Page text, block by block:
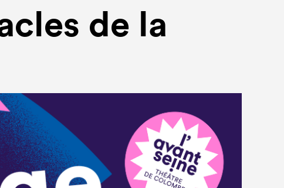
de la